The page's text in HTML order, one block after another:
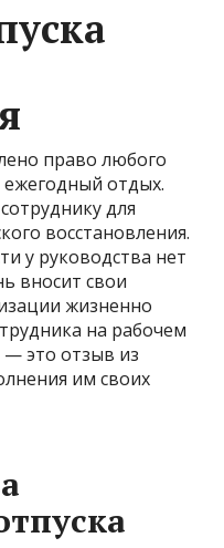
право любого
ежегодный отдых.
для
восстановления.
у руководства нет
вносит свои
жизненно
на рабочем
это отзыв из
им своих